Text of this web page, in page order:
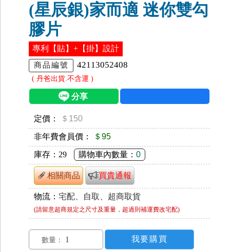
(星辰銀)家而適 迷你雙勾
膠片
專利【貼】+【掛】設計
商品編號 42113052408
( 丹爸出貨.不含運 )
定價： ＄150
非年費會員價： ＄95
庫存： 29 購物車內數量： 0
相關商品 買貴通報
物流： 宅配、自取、超商取貨
(請留意超商規定之尺寸及重量，超過則補運費改宅配)
數量：